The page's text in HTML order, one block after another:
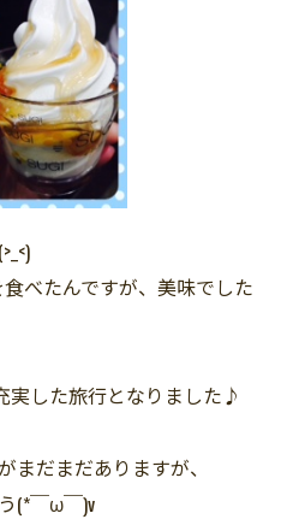
べたんですが、美味でした
実した旅行となりました♪
まだまだありますが、
(*￣ω￣)v